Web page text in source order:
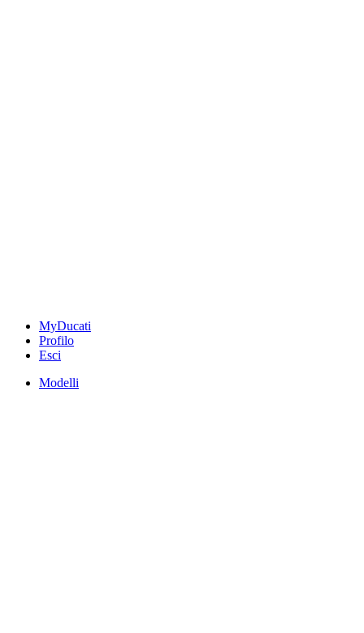
MyDucati
Profilo
Esci
Modelli